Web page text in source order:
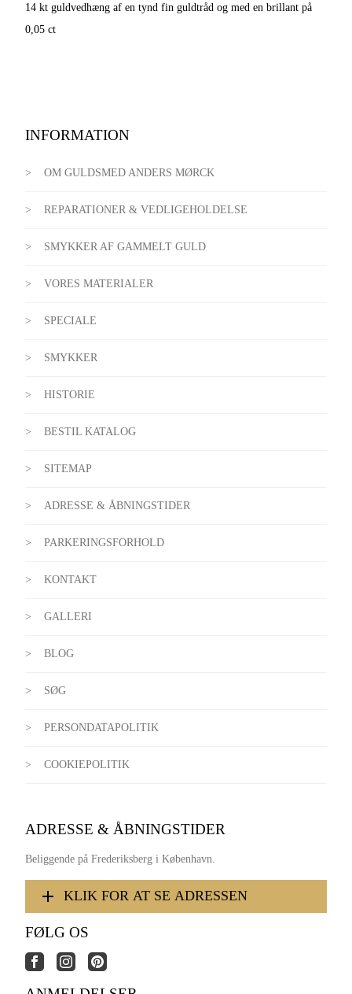
14 kt guldvedhæng af en tynd fin guldtråd og med en brillant på
0,05 ct
INFORMATION
OM GULDSMED ANDERS MØRCK
REPARATIONER & VEDLIGEHOLDELSE
SMYKKER AF GAMMELT GULD
VORES MATERIALER
SPECIALE
SMYKKER
HISTORIE
BESTIL KATALOG
SITEMAP
ADRESSE & ÅBNINGSTIDER
PARKERINGSFORHOLD
KONTAKT
GALLERI
BLOG
SØG
PERSONDATAPOLITIK
COOKIEPOLITIK
ADRESSE & ÅBNINGSTIDER
Beliggende på Frederiksberg i København.
KLIK FOR AT SE ADRESSEN
FØLG OS